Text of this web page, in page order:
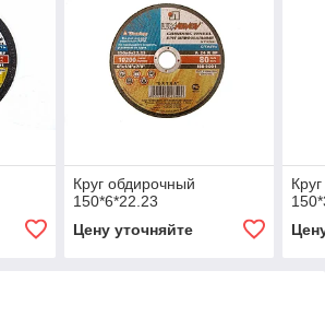
Круг обдирочный
150*6*22.23
Цену уточняйте